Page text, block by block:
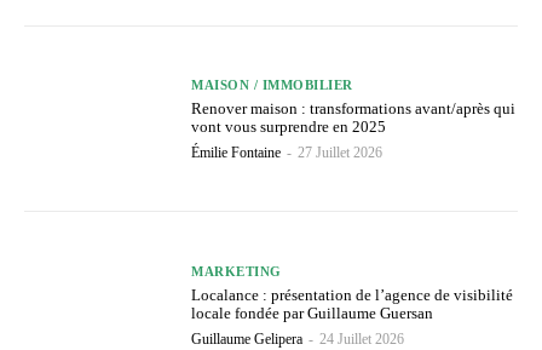
MAISON / IMMOBILIER
Renover maison : transformations avant/après qui
vont vous surprendre en 2025
Émilie Fontaine - 27 Juillet 2026
MARKETING
Localance : présentation de l’agence de visibilité
locale fondée par Guillaume Guersan
Guillaume Gelipera - 24 Juillet 2026